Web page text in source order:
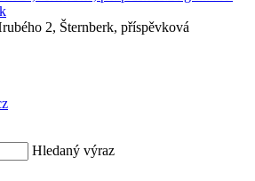
2, Šternberk, příspěvková
Hledaný výraz